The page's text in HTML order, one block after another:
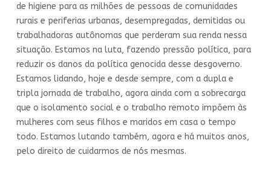
de higiene para as milhões de pessoas de comunidades
rurais e periferias urbanas, desempregadas, demitidas ou
trabalhadoras autônomas que perderam sua renda nessa
situação. Estamos na luta, fazendo pressão política, para
reduzir os danos da política genocida desse desgoverno.
Estamos lidando, hoje e desde sempre, com a dupla e
tripla jornada de trabalho, agora ainda com a sobrecarga
que o isolamento social e o trabalho remoto impõem às
mulheres com seus filhos e maridos em casa o tempo
todo. Estamos lutando também, agora e há muitos anos,
pelo direito de cuidarmos de nós mesmas.